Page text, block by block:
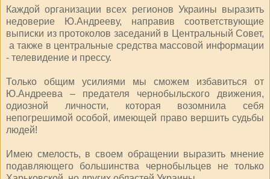
Каждой организации всех регионов Украины выразить
недоверие Ю.Андрееву, направив соответствующие
выписки из протоколов заседаний в Центральный Совет,
а также в центральные средства массовой информации
- телевидение и прессу.
Только общим усилиями мы сможем избавиться от
Ю.Андреева – предателя чернобыльского движения,
одиозной личности, которая возомнила себя
непогрешимой особой, имеющей право вершить судьбы
людей!
Имею смелость, в своем обращении выразить мнение
подавляющего большинства чернобыльцев не только